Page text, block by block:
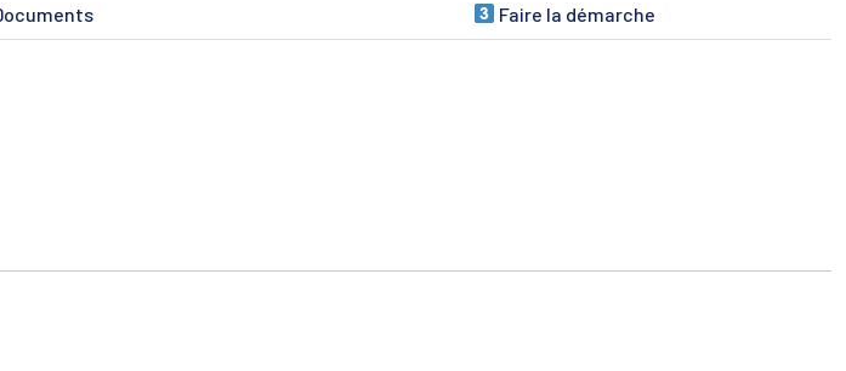
Faire la démarche